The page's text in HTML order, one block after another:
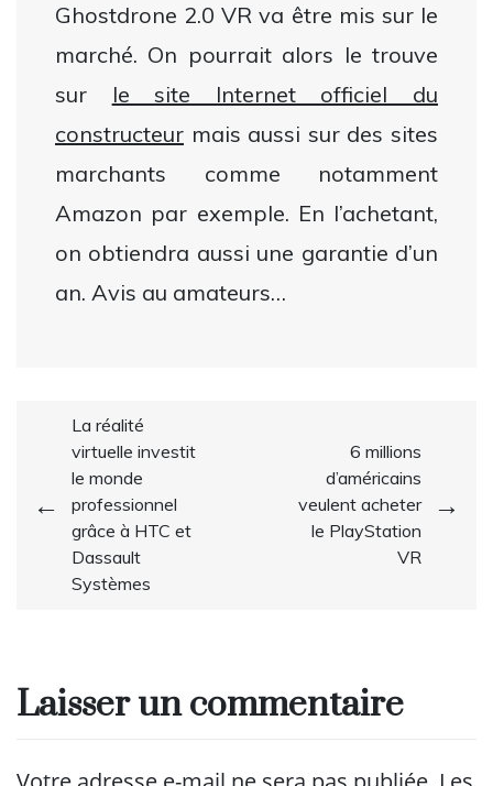
Ghostdrone 2.0 VR va être mis sur le
marché. On pourrait alors le trouve
sur le site Internet officiel du
constructeur mais aussi sur des sites
marchants comme notamment
Amazon par exemple. En l’achetant,
on obtiendra aussi une garantie d’un
an. Avis au amateurs…
Navigation
de
l’article
La réalité
virtuelle investit
le monde
professionnel
grâce à HTC et
Dassault
Systèmes
6 millions
d’américains
veulent acheter
le PlayStation
VR
Laisser un commentaire